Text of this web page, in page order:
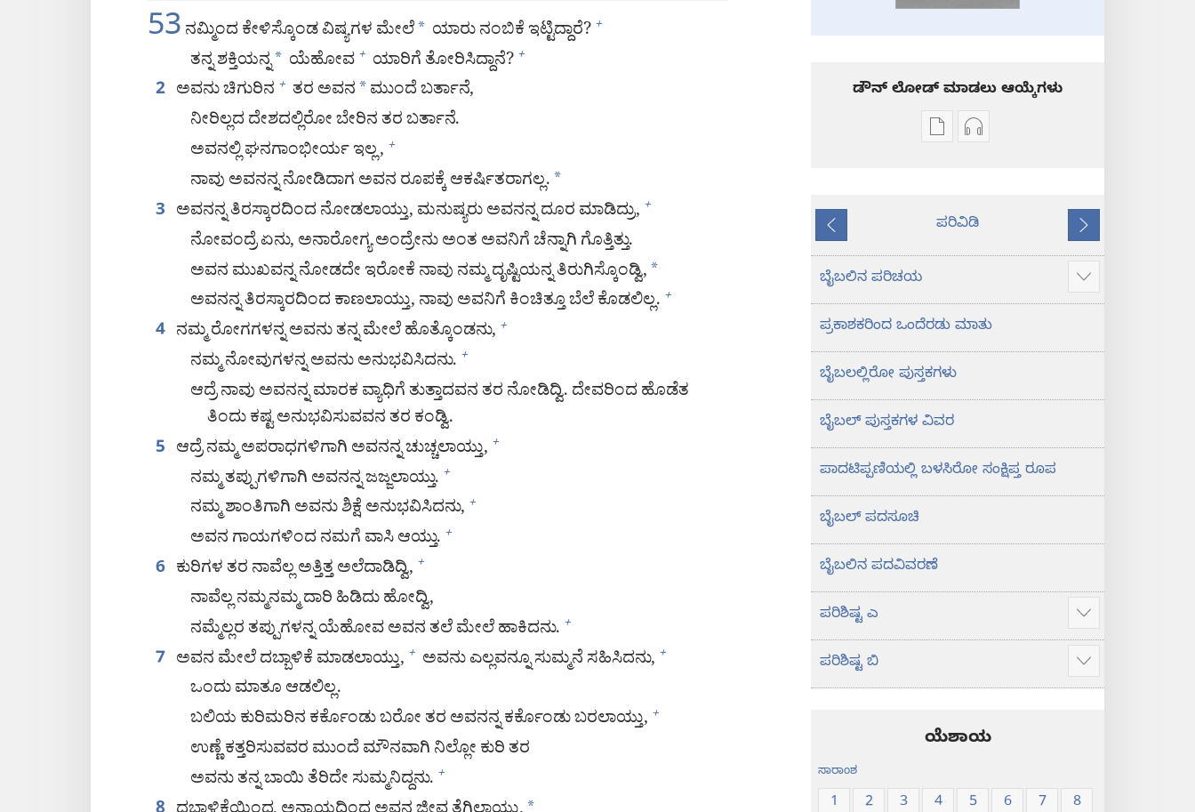
53ನಮ್ಮಿಂದ ಕೇಳಿಸ್ಕೊಂಡ ವಿಷ್ಯಗಳ ಮೇಲೆ* ಯಾರು ನಂಬಿಕೆ ಇಟ್ಟಿದ್ದಾರೆ? +
ತನ್ನ ಶಕ್ತಿಯನ್ನ* ಯೆಹೋವ + ಯಾರಿಗೆ ತೋರಿಸಿದ್ದಾನೆ? +
2 ಅವನು ಚಿಗುರಿನ + ತರ ಅವನ *ಮುಂದೆ ಬರ್ತಾನೆ,
ನೀರಿಲ್ಲದ ದೇಶದಲ್ಲಿರೋ ಬೇರಿನ ತರ ಬರ್ತಾನೆ.
ಅವನಲ್ಲಿ ಘನಗಾಂಭೀರ್ಯ ಇಲ್ಲ, +
ನಾವು ಅವನನ್ನ ನೋಡಿದಾಗ ಅವನ ರೂಪಕ್ಕೆ ಆಕರ್ಷಿತರಾಗಲ್ಲ. *
3 ಅವನನ್ನ ತಿರಸ್ಕಾರದಿಂದ ನೋಡಲಾಯ್ತು, ಮನುಷ್ಯರು ಅವನನ್ನ ದೂರ ಮಾಡಿದ್ರು, +
ನೋವಂದ್ರೆ ಏನು, ಅನಾರೋಗ್ಯ ಅಂದ್ರೇನು ಅಂತ ಅವನಿಗೆ ಚೆನ್ನಾಗಿ ಗೊತ್ತಿತ್ತು.
ಅವನ ಮುಖವನ್ನ ನೋಡದೇ ಇರೋಕೆ ನಾವು ನಮ್ಮ ದೃಷ್ಟಿಯನ್ನ ತಿರುಗಿಸ್ಕೊಂಡ್ವಿ, *
ಅವನನ್ನ ತಿರಸ್ಕಾರದಿಂದ ಕಾಣಲಾಯ್ತು, ನಾವು ಅವನಿಗೆ ಕಿಂಚಿತ್ತೂ ಬೆಲೆ ಕೊಡಲಿಲ್ಲ. +
4 ನಮ್ಮ ರೋಗಗಳನ್ನ ಅವನು ತನ್ನ ಮೇಲೆ ಹೊತ್ಕೊಂಡನು, +
ನಮ್ಮ ನೋವುಗಳನ್ನ ಅವನು ಅನುಭವಿಸಿದನು. +
ಆದ್ರೆ ನಾವು ಅವನನ್ನ ಮಾರಕ ವ್ಯಾಧಿಗೆ ತುತ್ತಾದವನ ತರ ನೋಡಿದ್ವಿ. ದೇವರಿಂದ ಹೊಡೆತ
ತಿಂದು ಕಷ್ಟ ಅನುಭವಿಸುವವನ ತರ ಕಂಡ್ವಿ.
5 ಆದ್ರೆ ನಮ್ಮ ಅಪರಾಧಗಳಿಗಾಗಿ ಅವನನ್ನ ಚುಚ್ಚಲಾಯ್ತು, +
ನಮ್ಮ ತಪ್ಪುಗಳಿಗಾಗಿ ಅವನನ್ನ ಜಜ್ಜಲಾಯ್ತು. +
ನಮ್ಮ ಶಾಂತಿಗಾಗಿ ಅವನು ಶಿಕ್ಷೆ ಅನುಭವಿಸಿದನು, +
ಅವನ ಗಾಯಗಳಿಂದ ನಮಗೆ ವಾಸಿ ಆಯ್ತು. +
6 ಕುರಿಗಳ ತರ ನಾವೆಲ್ಲ ಅತ್ತಿತ್ತ ಅಲೆದಾಡಿದ್ವಿ, +
ನಾವೆಲ್ಲ ನಮ್ಮನಮ್ಮ ದಾರಿ ಹಿಡಿದು ಹೋದ್ವಿ,
ನಮ್ಮೆಲ್ಲರ ತಪ್ಪುಗಳನ್ನ ಯೆಹೋವ ಅವನ ತಲೆ ಮೇಲೆ ಹಾಕಿದನು. +
7 ಅವನ ಮೇಲೆ ದಬ್ಬಾಳಿಕೆ ಮಾಡಲಾಯ್ತು, + ಅವನು ಎಲ್ಲವನ್ನೂ ಸುಮ್ಮನೆ ಸಹಿಸಿದನು, +
ಒಂದು ಮಾತೂ ಆಡಲಿಲ್ಲ.
ಬಲಿಯ ಕುರಿಮರಿನ ಕರ್ಕೊಂಡು ಬರೋ ತರ ಅವನನ್ನ ಕರ್ಕೊಂಡು ಬರಲಾಯ್ತು, +
ಉಣ್ಣೆ ಕತ್ತರಿಸುವವರ ಮುಂದೆ ಮೌನವಾಗಿ ನಿಲ್ಲೋ ಕುರಿ ತರ
ಅವನು ತನ್ನ ಬಾಯಿ ತೆರಿದೇ ಸುಮ್ಮನಿದ್ದನು. +
*
ಡೌನ್ ಲೋಡ್ ಮಾಡಲು ಆಯ್ಕೆಗಳು
ಪ್ರಕಾಶನ
ಬೈಬಲ್‌-
ಆಡಿಯೋ
ಬೈಬಲ್‌-
ಹಿಂದಿನದು
ಪರಿವಿಡಿ
ಮುಂದೆ
ಬೈಬಲಿನ ಪರಿಚಯ
ಹೆಚ್ಚು
ಮಾಹಿತಿ
ಪ್ರಕಾಶಕರಿಂದ ಒಂದೆರಡು ಮಾತು
ಬೈಬಲಲ್ಲಿರೋ ಪುಸ್ತಕಗಳು
ಬೈಬಲ್‌ ಪುಸ್ತಕಗಳ ವಿವರ
ಪಾದಟಿಪ್ಪಣಿಯಲ್ಲಿ ಬಳಸಿರೋ ಸಂಕ್ಷಿಪ್ತ ರೂಪ
ಬೈಬಲ್‌ ಪದಸೂಚಿ
ಬೈಬಲಿನ ಪದವಿವರಣೆ
ಪರಿಶಿಷ್ಟ ಎ
ಹೆಚ್ಚು
ಮಾಹಿತಿ
ತೋರಿಸು
ಪರಿಶಿಷ್ಟ ಬಿ
ಹೆಚ್ಚು
ಮಾಹಿತಿ
ಯೆಶಾಯ
ಸಾರಾಂಶ
1 2 3 4 5 6 7
8